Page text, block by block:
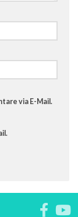
via E-Mail.